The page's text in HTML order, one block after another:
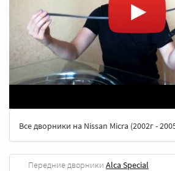
Все дворники на Nissan Micra (2002г -
Передние дворники Alca Special